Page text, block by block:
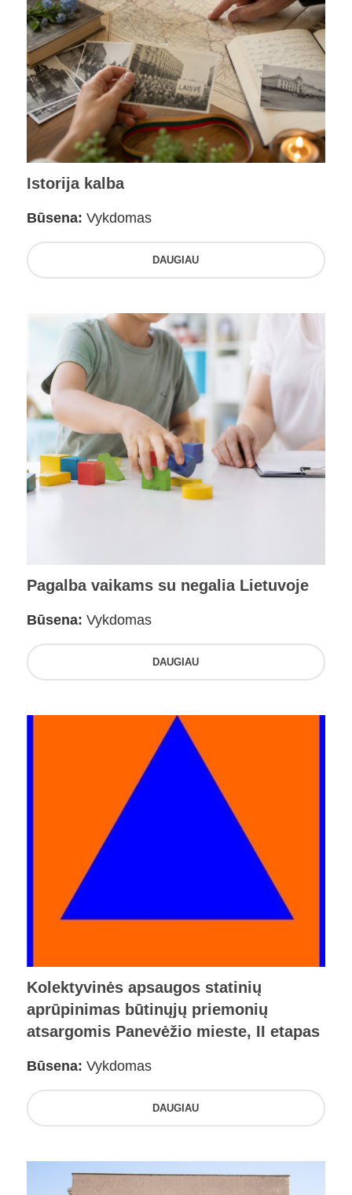
Istorija kalba
Būsena: Vykdomas
DAUGIAU
Pagalba vaikams su negalia Lietuvoje
Būsena: Vykdomas
DAUGIAU
Kolektyvinės apsaugos statinių
aprūpinimas būtinųjų priemonių
atsargomis Panevėžio mieste, II etapas
Būsena: Vykdomas
DAUGIAU